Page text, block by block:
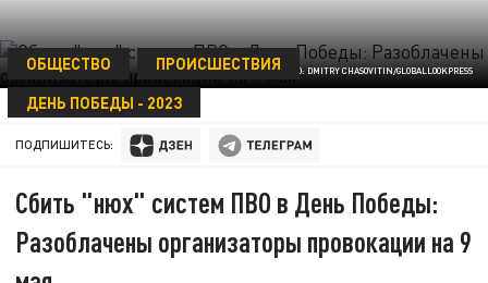
ФОТО: DMITRY CHASOVITIN/GLOBALLOOKPRESS
ОБЩЕСТВО
ПРОИСШЕСТВИЯ
ДЕНЬ ПОБЕДЫ - 2023
05 МАЯ 22:21
ПОДПИШИТЕСЬ:
Сбить "нюх" систем ПВО в День Победы:
Разоблачены организаторы провокации на 9